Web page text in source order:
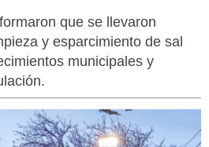
que se llevaron
y esparcimiento de sal
municipales y